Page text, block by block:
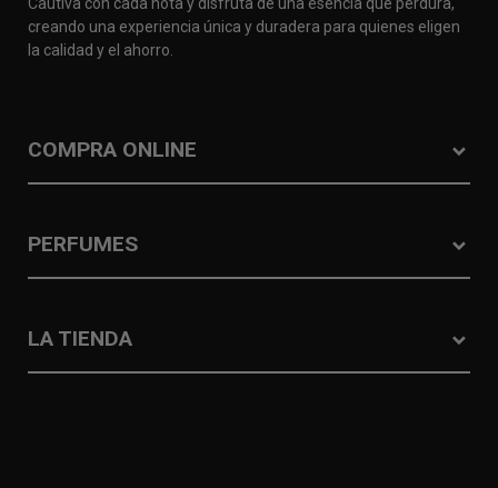
creando una experiencia única y duradera para quienes eligen
la calidad y el ahorro.
COMPRA ONLINE
PERFUMES
LA TIENDA